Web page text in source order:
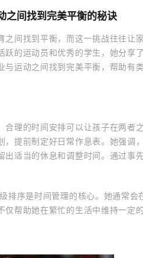
之间找到完美平衡的秘诀
间找到平衡，而这一挑战往往让
的运动员和优秀的学生，她分享
运动之间找到完美平衡，帮助有
理的时间安排可以让孩子在两者
提前制定好日常作息表。她强调
出适当的休息和调整时间。通过事
排序是时间管理的核心。她通常
帮助她在繁忙的生活中维持一定